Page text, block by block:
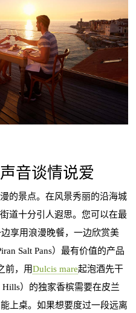
音谈情说爱
景点。在风景秀丽的沿海城
道十分引人遐思。您可以在最
享用浪漫晚餐，一边欣赏美
Salt Pans）最有价值的产品
前，用Dulcis mare起泡酒先干
）的独家香槟需要在皮兰
上桌。如果想要度过一段远离